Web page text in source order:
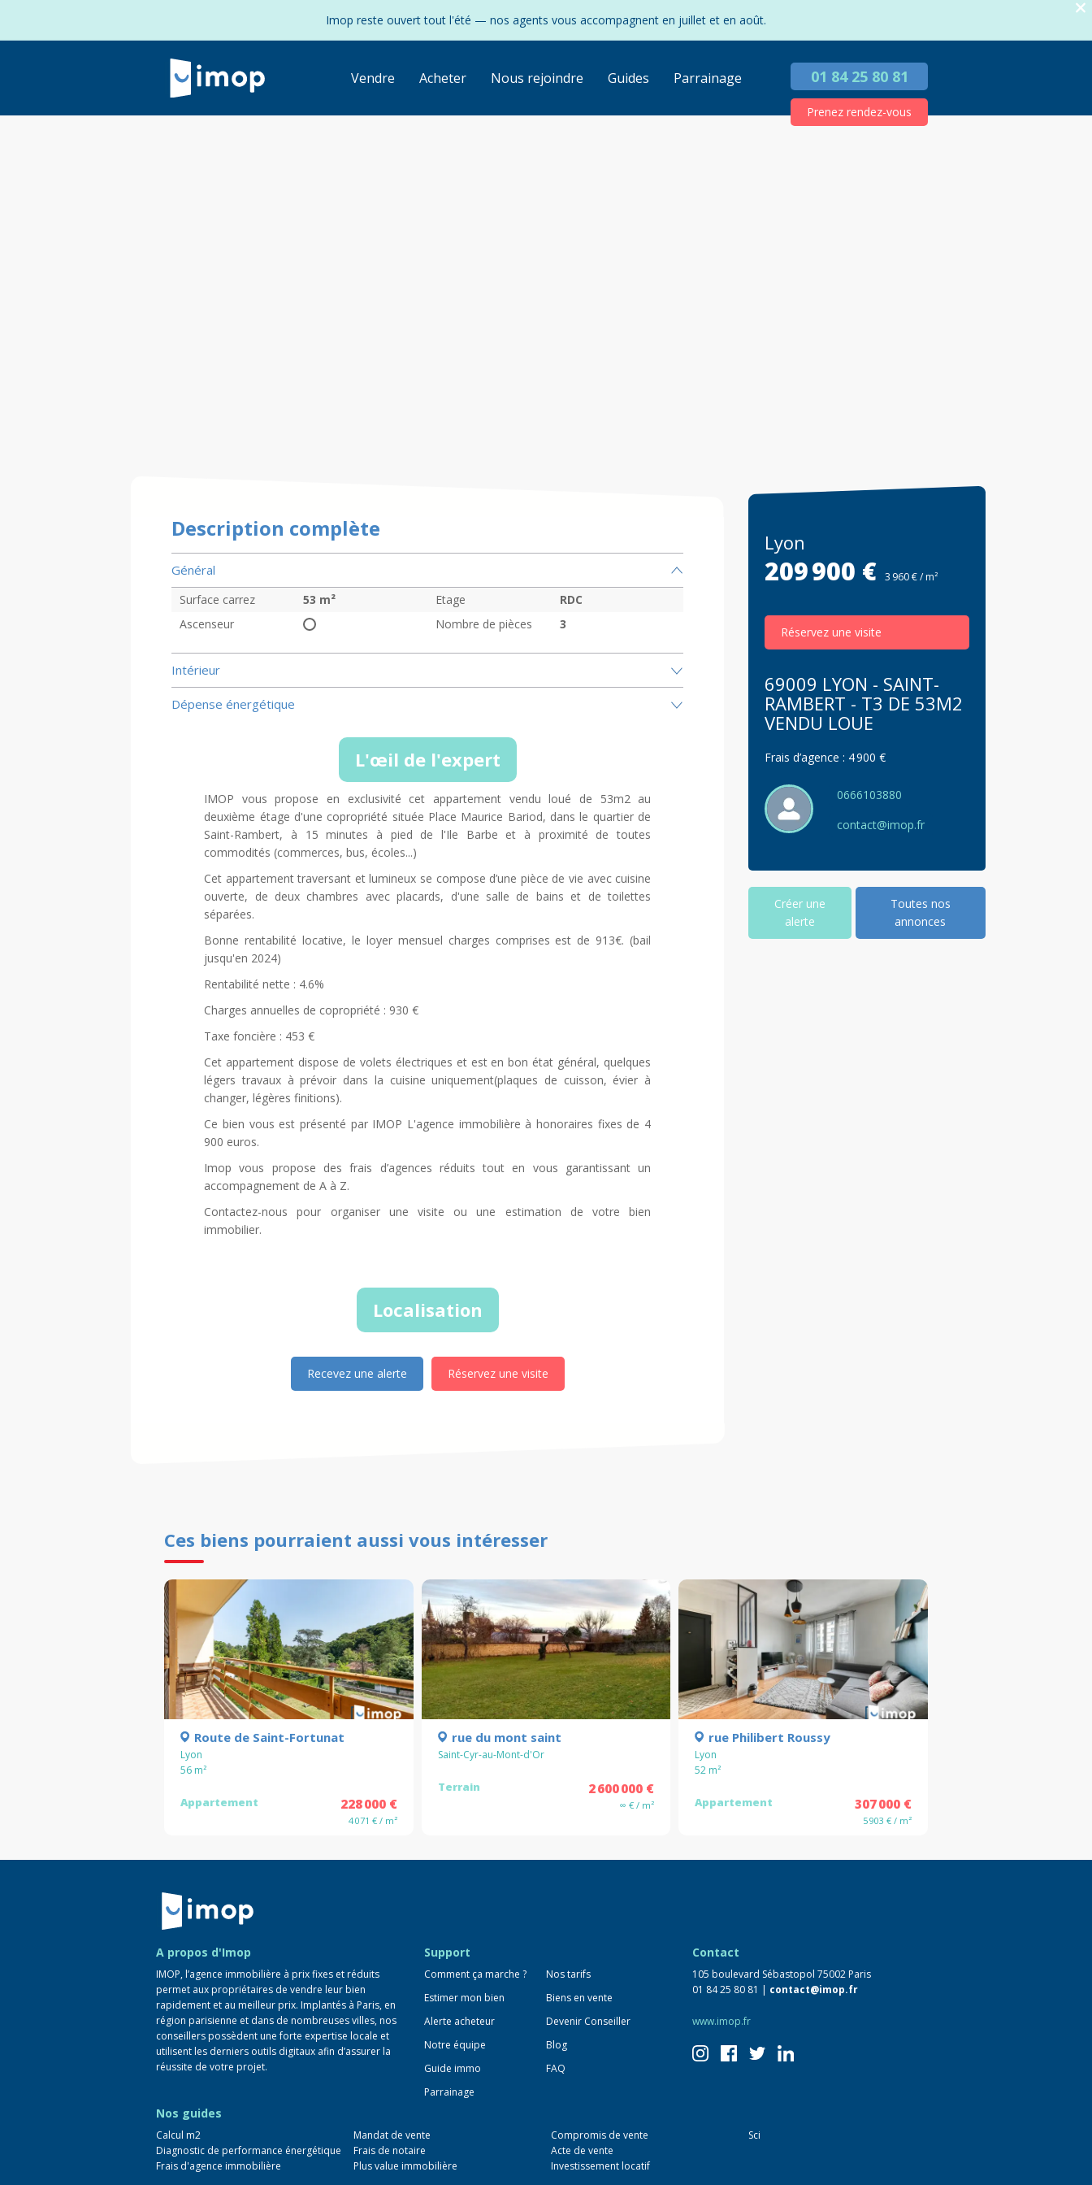
Imop reste ouvert tout l'été — nos agents vous accompagnent en juillet et en août.
Vendre Acheter Nous rejoindre Guides Parrainage 01 84 25 80 81
Prenez rendez-vous
Description complète
Général
Surface carrez 53 m² Etage
RDC
Ascenseur
Nombre de pièces 3
Intérieur
Dépense énergétique
L'œil de l'expert
IMOP vous propose en exclusivité cet appartement vendu loué de 53m2 au
deuxième étage d'une copropriété située Place Maurice Bariod, dans le quartier de
Saint-Rambert, à 15 minutes à pied de l'Ile Barbe et à proximité de toutes
commodités (commerces, bus, écoles...)
Cet appartement traversant et lumineux se compose d’une pièce de vie avec cuisine
ouverte, de deux chambres avec placards, d'une salle de bains et de toilettes
séparées.
Bonne rentabilité locative, le loyer mensuel charges comprises est de 913€. (bail
jusqu'en 2024)
Rentabilité nette : 4.6%
Charges annuelles de copropriété : 930 €
Taxe foncière : 453 €
Cet appartement dispose de volets électriques et est en bon état général, quelques
légers travaux à prévoir dans la cuisine uniquement(plaques de cuisson, évier à
changer, légères finitions).
Ce bien vous est présenté par IMOP L'agence immobilière à honoraires fixes de 4
900 euros.
Imop vous propose des frais d’agences réduits tout en vous garantissant un
accompagnement de A à Z.
Contactez-nous pour organiser une visite ou une estimation de votre bien
immobilier.
Localisation
Recevez une alerte Réservez une visite
Lyon
209 900 € 3 960 € / m²
Réservez une visite
69009 LYON - SAINT-
RAMBERT - T3 DE 53M2
VENDU LOUE
Frais d’agence : 4 900 €
0666103880
contact@imop.fr
Créer une
alerte
Toutes nos
annonces
Ces biens pourraient aussi vous intéresser
Route de Saint-Fortunat
Lyon
56 m²
Appartement 228 000 €
4 071 € / m²
rue du mont saint
Saint-Cyr-au-Mont-d'Or
Terrain 2 600 000 €
∞ € / m²
rue Philibert Roussy
Lyon
52 m²
Appartement 307 000 €
5 903 € / m²
Retour à la navigation principale
A propos d'Imop
IMOP, l’agence immobilière à prix fixes et réduits
permet aux propriétaires de vendre leur bien
rapidement et au meilleur prix. Implantés à Paris, en
région parisienne et dans de nombreuses villes, nos
conseillers possèdent une forte expertise locale et
utilisent les derniers outils digitaux afin d’assurer la
réussite de votre projet.
Support
Comment ça marche ?
Nos tarifs
Estimer mon bien
Biens en vente
Alerte acheteur
Devenir Conseiller
Notre équipe
Blog
Guide immo
FAQ
Parrainage
Contact
105 boulevard Sébastopol 75002 Paris
01 84 25 80 81 | contact@imop.fr
www.imop.fr
Nos guides
Calcul m2
Diagnostic de performance énergétique
Frais d'agence immobilière
Mandat de vente
Frais de notaire
Plus value immobilière
Compromis de vente
Acte de vente
Investissement locatif
Sci